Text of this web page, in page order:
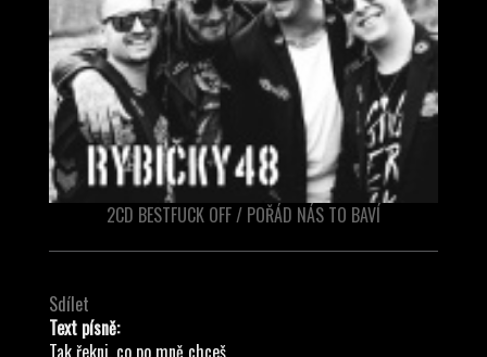
2CD BESTFUCK OFF / POŘÁD NÁS TO BAVÍ
Sdílet
Text písně: